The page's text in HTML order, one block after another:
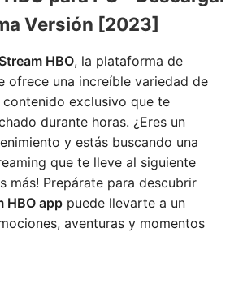
Versión [2023]
HBO, la plataforma de
ofrece una increíble variedad de
contenido exclusivo que te
durante horas. ¿Eres un
y estás buscando una
que te lleve al siguiente
más! Prepárate para descubrir
HBO app puede llevarte a un
aventuras y momentos